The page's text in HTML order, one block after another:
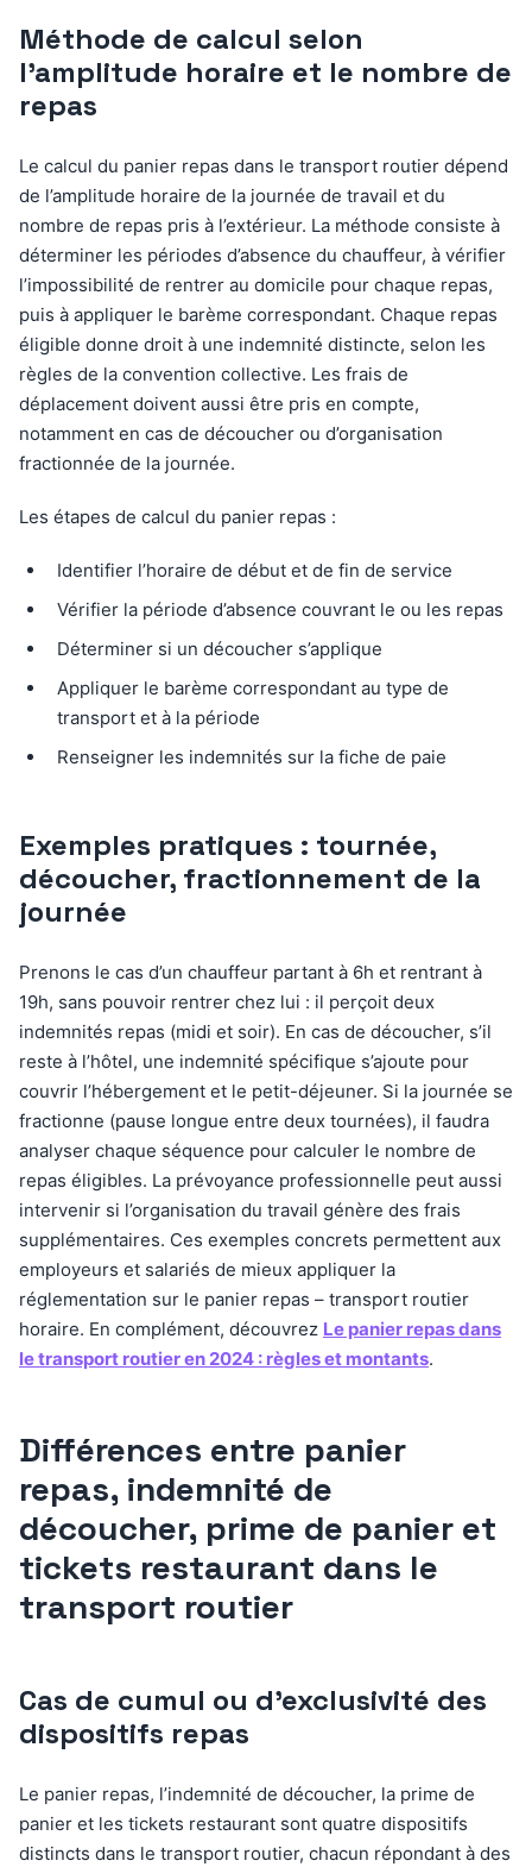
Méthode de calcul selon
l’amplitude horaire et le nombre de
repas
Le calcul du panier repas dans le transport routier dépend
de l’amplitude horaire de la journée de travail et du
nombre de repas pris à l’extérieur. La méthode consiste à
déterminer les périodes d’absence du chauffeur, à vérifier
l’impossibilité de rentrer au domicile pour chaque repas,
puis à appliquer le barème correspondant. Chaque repas
éligible donne droit à une indemnité distincte, selon les
règles de la convention collective. Les frais de
déplacement doivent aussi être pris en compte,
notamment en cas de découcher ou d’organisation
fractionnée de la journée.
Les étapes de calcul du panier repas :
Identifier l’horaire de début et de fin de service
Vérifier la période d’absence couvrant le ou les repas
Déterminer si un découcher s’applique
Appliquer le barème correspondant au type de
transport et à la période
Renseigner les indemnités sur la fiche de paie
Exemples pratiques : tournée,
découcher, fractionnement de la
journée
Prenons le cas d’un chauffeur partant à 6h et rentrant à
19h, sans pouvoir rentrer chez lui : il perçoit deux
indemnités repas (midi et soir). En cas de découcher, s’il
reste à l’hôtel, une indemnité spécifique s’ajoute pour
couvrir l’hébergement et le petit-déjeuner. Si la journée se
fractionne (pause longue entre deux tournées), il faudra
analyser chaque séquence pour calculer le nombre de
repas éligibles. La prévoyance professionnelle peut aussi
intervenir si l’organisation du travail génère des frais
supplémentaires. Ces exemples concrets permettent aux
employeurs et salariés de mieux appliquer la
réglementation sur le panier repas – transport routier
horaire. En complément, découvrez Le panier repas dans
le transport routier en 2024 : règles et montants.
Différences entre panier
repas, indemnité de
découcher, prime de panier et
tickets restaurant dans le
transport routier
Cas de cumul ou d’exclusivité des
dispositifs repas
Le panier repas, l’indemnité de découcher, la prime de
panier et les tickets restaurant sont quatre dispositifs
distincts dans le transport routier, chacun répondant à des